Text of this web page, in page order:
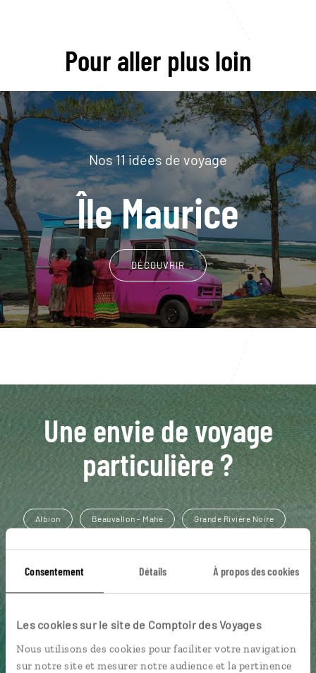
Consentement Détails À propos des cookies
Les cookies sur le site de Comptoir des Voyages
Nous utilisons des cookies pour faciliter votre navigation
sur notre site et mesurer notre audience et la pertinence
Pour aller plus loin
Nos 11 idées de voyage
Île Maurice
DÉCOUVRIR
Une envie de voyage
particulière ?
Albion Beauvallon - Mahé Grande Rivière Noire
Archipel des Mascareignes Chamarel
Rivière Noire